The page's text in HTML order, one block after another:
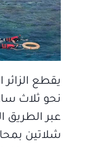
يقطع
نحو ثلاث
عبر الطريق
شلاتين